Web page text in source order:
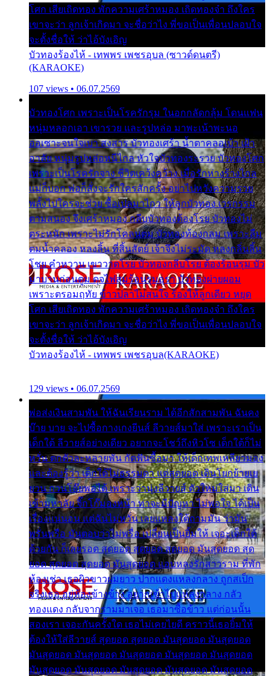
โศก เสียเถิดทอง พักความเศร้าหมอง เถิดทองจ๋า ถึงใคร
เขาจะว่า ลูกเจ้าเกิดมา จะชื่อว่าไง พี่ขอเป็นเพื่อนปลอบใจ
จะตั้งชื่อให้ ว่าไอ้บังเอิญ
บัวทองร้องไห้ - เทพพร เพชรอุบล (ซาวด์ดนตรี)
(KARAOKE)
107 views • 06.07.2569
บัวทองโศก เพราะเป็นโรครักรุม ในอกกลัดกลุ้ม โดนแฟน
หนุ่มหลอกเอา เขารวย และรูปหล่อ มาพะเน้าพะนอ
ออเซาะจนใจเบา สงสาร บัวทองเศร้า น้ำตาคลอเบ้า เฝ้า
อาลัย หนุ่มรูปหล่อหนีไกล หัวใจบัวทองระรวย บัวทองโศก
เพราะเป็นโรครักจาง ชีวิตเคว้งคว้าง เมื่อรักห่างร้างไกล
แม่ก็บอก พ่อก็สั่งจะรักใครสักครั้ง อย่าไปหวังความรวย
พลั้งไปใครจะช่วย ซื้อเปลมาไกว ให้ลูกบัวทอง เวรกรรม
ตามสนอง จึงเศร้าหมอง กลีบบัวทองต้องโรย บัวทองไม่
ตระหนัก เพราะไม่รักโคลนตม บัวทองท้องกลม เพราะลืม
ตมน้ำคลอง หลงลิ้น ที่สิ้นสัตย์ เจ้าจึงไม่ระมัด หลงกลิ่นลิ้น
โชย คำหวาน เขาวาดโรย บัวทองกลีบโรย ต้องร้อนรุม บัว
มาบานก่อนตูม ดุจไฟสุมร้อนรุมอุรา บัวทองผ่ายผอม
เพราะตรอมฤทัย ข้าวปลาไม่สนใจ ร้องไห้ลูกเดียว หยุด
โศก เสียเถิดทอง พักความเศร้าหมอง เถิดทองจ๋า ถึงใคร
เขาจะว่า ลูกเจ้าเกิดมา จะชื่อว่าไง พี่ขอเป็นเพื่อนปลอบใจ
จะตั้งชื่อให้ ว่าไอ้บังเอิญ
บัวทองร้องไห้ - เทพพร เพชรอุบล(KARAOKE)
129 views • 06.07.2569
พ่อส่งเงินสามพัน ให้ฉันเรียนราม ได้อีกสักสามพัน ฉันคง
บ๊าย บาย จะไปซื้อกางเกงยีนส์ ลีวายส์มาใส่ เพราะเราเป็น
เด็กใต้ ลีวายส์อย่างเดียว อยากจะโชว์ถึงหิวโซ เด็กใต้ก็ไม่
หวั่น ตกตัวละหลายพัน กัดฟันซื้อมา ให้เด็กเทพเหลียวมอง
และต้องรู้ว่า เด็กใต้ไม่ธรรมดา แต่สุดยอด เดินโยกย้ายเย
ยวน กวนโอ๊ยพอได้ เพราะว่านุ่งลีวายส์ ตัวใหม่ใส่มา เดิน
เข้ามหาลัย จิ๊กโก๊มองหน้า ท่าจะมีปัญหา ไม่พอใจ ได้เป็น
เรื่องแน่นอน แต่ฉันไม่หวั่น เลยแหลงใต้ถามมัน ว่ามัน
พรั่นพรือ มันตอบว่าไม่พรื่อ เปลี่ยนเป็นยิ้มให้ เจอะเด็กใต้
ด้วยกัน ก็เลยรอด สุดยอด สุดยอด สุดยอด มันสุดยอด สุด
ยอด สุดยอด สุดยอด มันสุดยอด แอบหลงรักสาวราม ที่พัก
ห้องเช่า เธอผิวขาวผมยาว ปากแดงแหลงกลาง ถูกสเป็ก
จริงเธอ อยู่ห้องข้างข้าง อยากเข้าไปแหลงกลาง กลัว
ทองแดง กลับจากรามมาเจอ เธอมาซื้อข้าว แต่ก่อนนั้น
สองเรา เจอะกันครั้งใด เธอไม่เคยไยดี คราวนี้เธอยิ้มให้
ต้องให้ใส่ลีวายส์ สุดยอด สุดยอด มันสุดยอด มันสุดยอด
มันสุดยอด มันสุดยอด มันสุดยอด มันสุดยอด มันสุดยอด
มันสุดยอด มันสุดยอด มันสุดยอด มันสุดยอด มันสุดยอด